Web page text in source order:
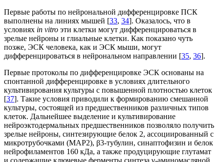
Первые работы по нейрональной дифференцировке ПСК
выполнены на линиях мышей [33, 34]. Оказалось, что в
условиях in vitro эти клетки могут дифференцироваться в
зрелые нейроны и глиальные клетки. Как показано чуть
позже, ЭСК человека, как и ЭСК мыши, могут
дифференцироваться в нейрональном направлении [35, 36].
Первые протоколы по дифференцировке ЭСК основаны на
спонтанной дифференцировке в условиях длительного
культивирования культуры с повышенной плотностью клеток
[37]. Такие условия приводили к формированию смешанной
культуры, состоящей из предшественников различных типов
клеток. Дальнейшее выделение и культивирование
нейроэктодермальных предшественников позволяло получить
зрелые нейроны, синтезирующие белок 2, ассоциированный с
микротрубочками (MAP2), β3-тубулин, синаптофизин и белок
нейрофиламентов 160 кДа, а также продуцирующие глутамат
и содержащие ключевые ферменты синтеза γ-аминомасляной